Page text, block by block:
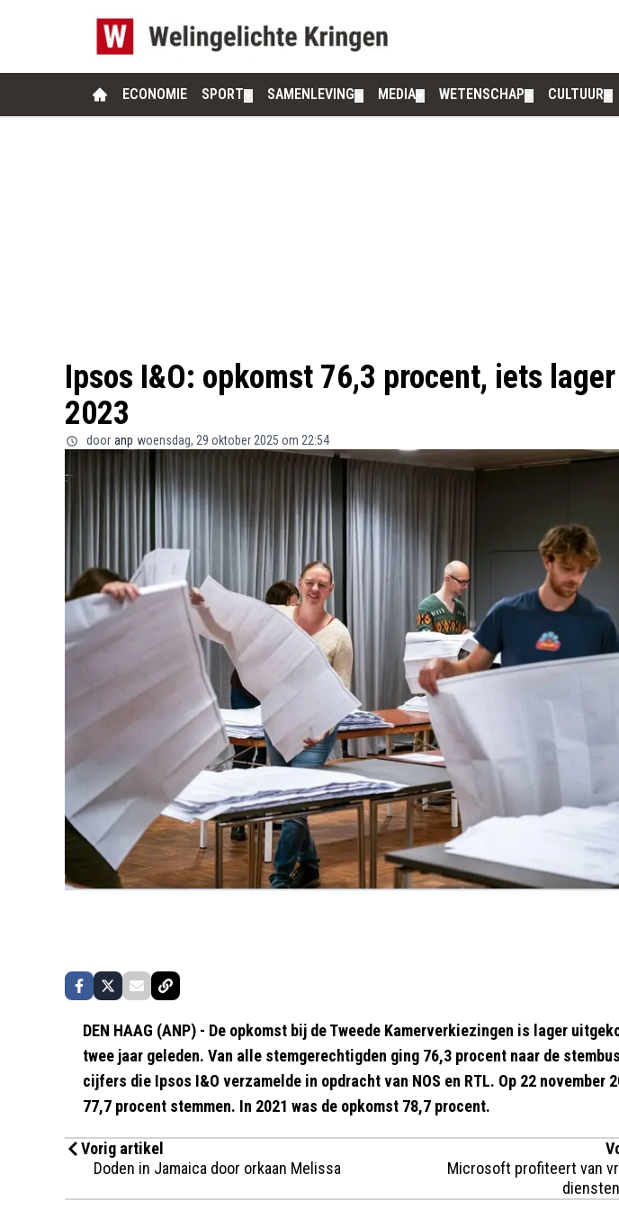
ECONOMIE SPORT SAMENLEVING MEDIA WETENSCHAP CULTUUR
Ipsos I&O: opkomst 76,3 procent, iets
2023
door anp woensdag, 29 oktober 2025 om 22:54
DEN HAAG (ANP) - De opkomst bij de Tweede Kamerverkiezingen is lager
twee jaar geleden. Van alle stemgerechtigden ging 76,3 procent naar de
cijfers die Ipsos I&O verzamelde in opdracht van NOS en RTL. Op 22 november
77,7 procent stemmen. In 2021 was de opkomst 78,7 procent.
Vorig artikel
Doden in Jamaica door orkaan Melissa
Microsoft profiteert van